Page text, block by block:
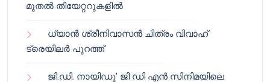
മുതൽ തിയേറ്ററുകളിൽ
ധ്യാൻ ശ്രീനിവാസൻ ചിത്രം വിവാഹ്
ട്രെയിലർ പുറത്ത്
ജി.ഡി. നായിഡു’ ജി ഡി എൻ സിനിമയിലെ